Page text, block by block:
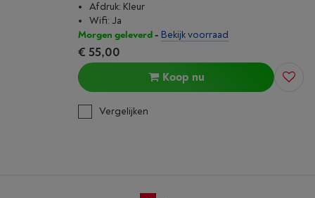
Afdruk: Kleur
Wifi: Ja
Morgen geleverd- Bekijk voorraad
€ 55,00
Koop nu
Vergelijken